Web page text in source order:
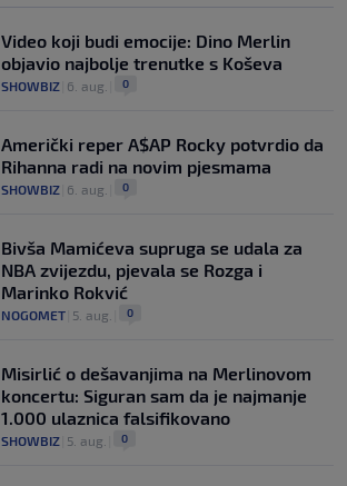
Video koji budi emocije: Dino Merlin
objavio najbolje trenutke s Koševa
SHOWBIZ 6. aug. 0
Američki reper A$AP Rocky potvrdio da
Rihanna radi na novim pjesmama
SHOWBIZ 6. aug. 0
Bivša Mamićeva supruga se udala za
NBA zvijezdu, pjevala se Rozga i
Marinko Rokvić
NOGOMET 5. aug. 0
Misirlić o dešavanjima na Merlinovom
koncertu: Siguran sam da je najmanje
1.000 ulaznica falsifikovano
SHOWBIZ 5. aug. 0